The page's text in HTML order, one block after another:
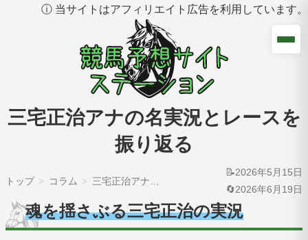
ⓘ 当サイトはアフィリエイト広告を利用しています。
三宅正治アナの名実況とレースを
振り返る
トップ コラム 三宅正治アナの名実況とレースを振り返る
📝2026年5月15日
🔄2026年6月19日
魂を揺さぶる三宅正治の実況